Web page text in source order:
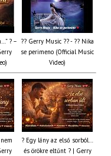
? – ?? Gerry Music ?? - ?? Nika
se perimeno (Official Music
Video)
? Egy lány az első sorból…
és örökre eltűnt ? | Gerry